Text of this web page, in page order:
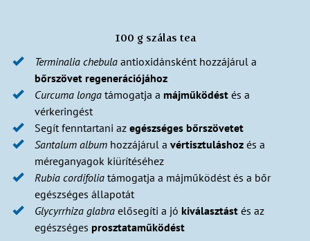
100 g szálas tea
Terminalia chebula antioxidánsként hozzájárul a
bőrszövet regenerációjához
Curcuma longa támogatja a májműködést és a
vérkeringést
Segít fenntartani az egészséges bőrszövetet
Santalum album hozzájárul a vértisztuláshoz és a
méreganyagok kiürítéséhez
Rubia cordifolia támogatja a májműködést és a bőr
egészséges állapotát
Glycyrrhiza glabra elősegíti a jó kiválasztást és az
egészséges prosztataműködést